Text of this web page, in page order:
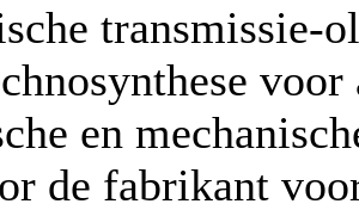
transmissie-
en
de fabrikant